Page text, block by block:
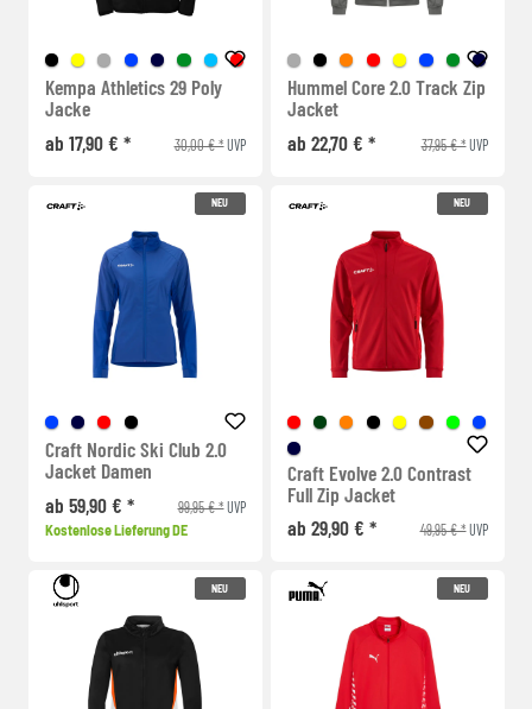
Kempa Athletics 29 Poly
Jacke
ab 17,90 € *
30,00 € *UVP
Hummel Core 2.0 Track Zip
Jacket
ab 22,70 € *
37,95 € *UVP
NEU
Craft Nordic Ski Club 2.0
Jacket Damen
ab 59,90 € *
99,95 € *UVP
Kostenlose Lieferung DE
NEU
Craft Evolve 2.0 Contrast
Full Zip Jacket
ab 29,90 € *
49,95 € *UVP
NEU NEU